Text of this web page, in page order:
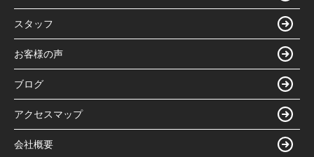
スタッフ
お客様の声
ブログ
アクセスマップ
会社概要